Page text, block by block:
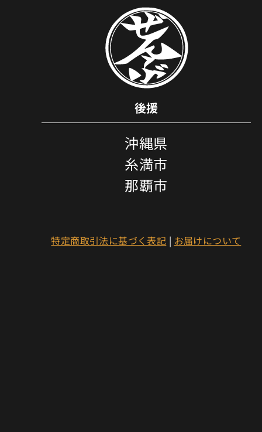
後援
沖縄県
糸満市
那覇市
特定商取引法に基づく表記 | お届けについて